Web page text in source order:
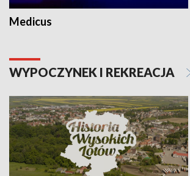
Medicus
WYPOCZYNEK I REKREACJA